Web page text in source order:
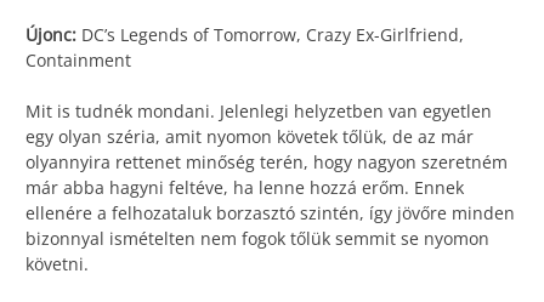
Újonc: DC’s Legends of Tomorrow, Crazy Ex-Girlfriend,
Containment
Mit is tudnék mondani. Jelenlegi helyzetben van egyetlen
egy olyan széria, amit nyomon követek tőlük, de az már
olyannyira rettenet minőség terén, hogy nagyon szeretném
már abba hagyni feltéve, ha lenne hozzá erőm. Ennek
ellenére a felhozataluk borzasztó szintén, így jövőre minden
bizonnyal ismételten nem fogok tőlük semmit se nyomon
követni.